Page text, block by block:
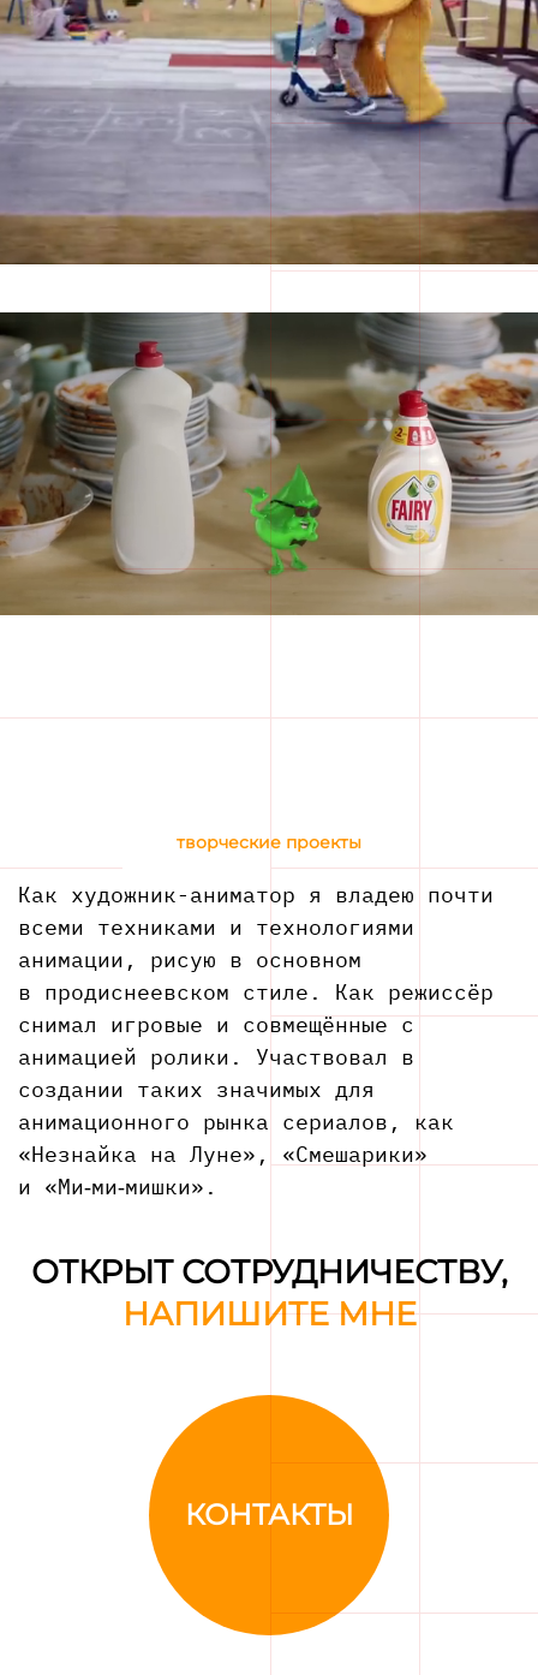
творческие проекты
Как художник-­аниматор я владею почти
всеми техниками и технологиями
анимации, рисую в основном
в продиснеевском стиле. Как режиссёр
снимал игровые и совмещённые с
анимацией ролики. Участвовал в
создании таких значимых для
анимационного рынка сериалов, как
«Незнайка на Луне», «Смешарики»
и «Ми‑ми‑мишки».
ОТКРЫТ СОТРУДНИЧЕСТВУ,
НАПИШИТЕ МНЕ
КОНТАКТЫ